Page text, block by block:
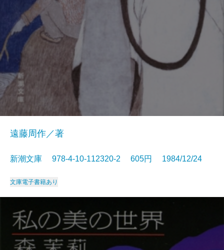
遠藤周作／著
新潮文庫 978-4-10-112320-2 605円 1984/12/24
文庫電子書籍あり